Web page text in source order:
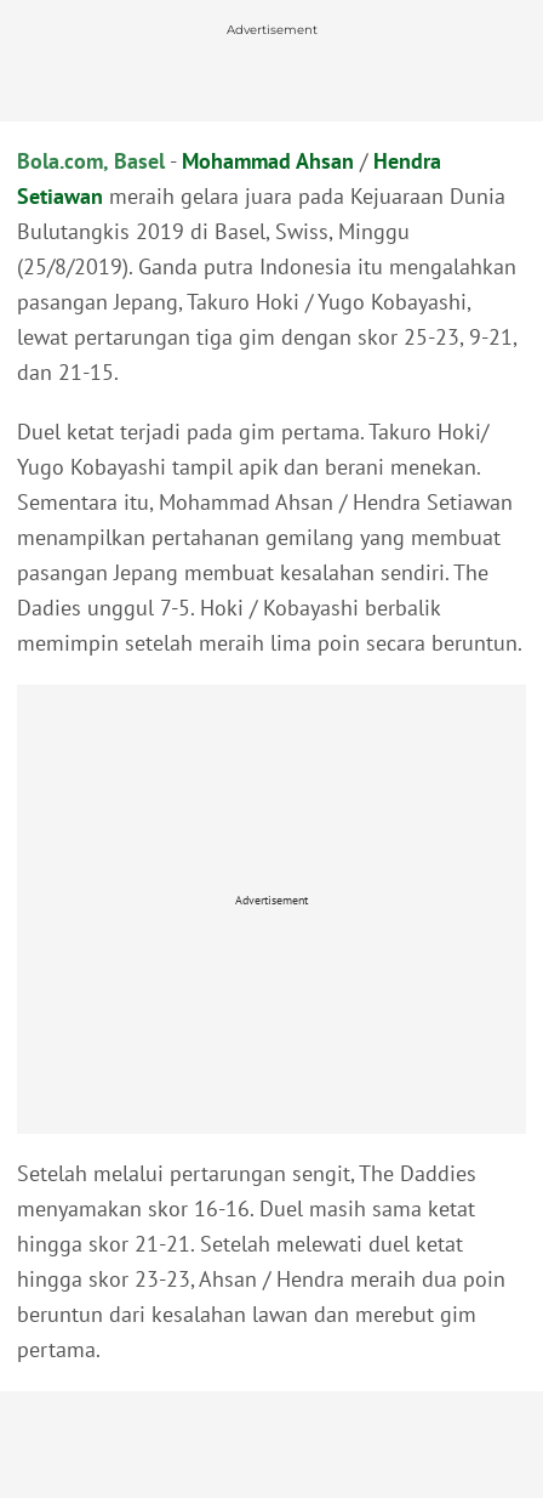
Advertisement
Bola.com, Basel- Mohammad Ahsan / Hendra
Setiawan meraih gelara juara pada Kejuaraan Dunia
Bulutangkis 2019 di Basel, Swiss, Minggu
(25/8/2019). Ganda putra Indonesia itu mengalahkan
pasangan Jepang, Takuro Hoki / Yugo Kobayashi,
lewat pertarungan tiga gim dengan skor 25-23, 9-21,
dan 21-15.
Duel ketat terjadi pada gim pertama. Takuro Hoki/
Yugo Kobayashi tampil apik dan berani menekan.
Sementara itu, Mohammad Ahsan / Hendra Setiawan
menampilkan pertahanan gemilang yang membuat
pasangan Jepang membuat kesalahan sendiri. The
Dadies unggul 7-5. Hoki / Kobayashi berbalik
memimpin setelah meraih lima poin secara beruntun.
Advertisement
Setelah melalui pertarungan sengit, The Daddies
menyamakan skor 16-16. Duel masih sama ketat
hingga skor 21-21. Setelah melewati duel ketat
hingga skor 23-23, Ahsan / Hendra meraih dua poin
beruntun dari kesalahan lawan dan merebut gim
pertama.